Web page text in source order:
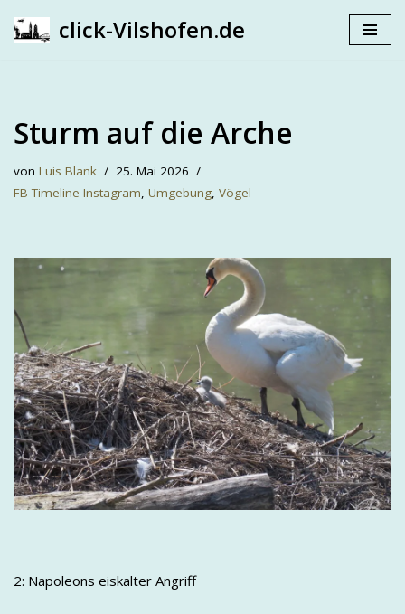
click-Vilshofen.de
Sturm auf die Arche
von Luis Blank
25. Mai 2026
FB Timeline Instagram, Umgebung, Vögel
2: Napoleons eiskalter Angriff